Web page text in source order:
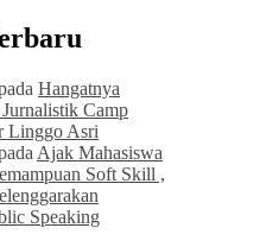
Hangatnya
Camp
Linggo Asri
Ajak Mahasiswa
Soft Skill ,
Speaking